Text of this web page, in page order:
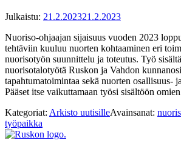
Julkaistu: 21.2.202321.2.2023
Nuoriso-ohjaajan sijaisuus vuoden 2023
tehtäviin kuuluu nuorten kohtaaminen eri
nuorisotyön suunnittelu ja toteutus. Työ
nuorisotalotyötä Ruskon ja Vahdon
tapahtumatoimintaa sekä nuorten osallisuus-
Pääset itse vaikuttamaan työsi sisältöön
Kategoriat: Arkisto uutisilleAvainsanat:
työpaikka